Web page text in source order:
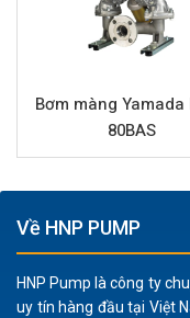
Thương hiệu
Chất liệu thân bơm
Áp lực tối đa
Đường cấp khí
Đầu hút và đẩy
Bơm màng Yamada
80BAS
Về HNP PUMP
HNP Pump là công ty
uy tín hàng đầu tại Việt